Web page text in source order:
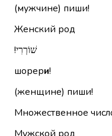
(мужчине) пиши!
Женский род
שׁוֹרְרִי!‏
шорери!
(женщине) пиши!
Множественное